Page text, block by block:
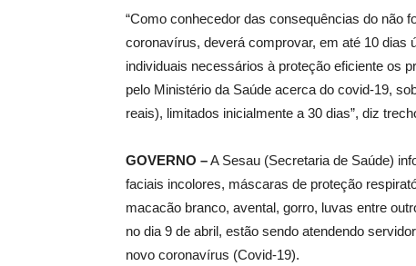
“Como conhecedor das consequências do não
coronavírus, deverá comprovar, em até 10 dias
individuais necessários à proteção eficiente os
pelo Ministério da Saúde acerca do covid-19,
reais), limitados inicialmente a 30 dias”, diz
GOVERNO –A Sesau (Secretaria de Saúde)
faciais incolores, máscaras de proteção
macacão branco, avental, gorro, luvas entre
no dia 9 de abril, estão sendo atendendo
novo coronavírus (Covid-19).